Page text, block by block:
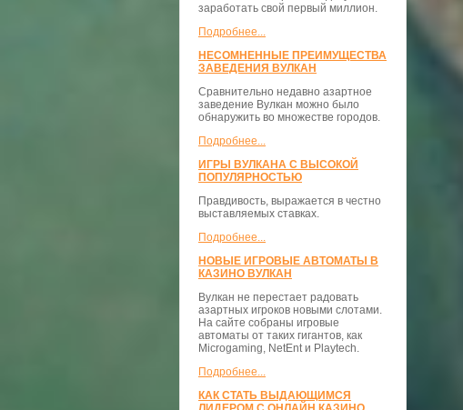
заработать свой первый миллион.
Подробнее...
НЕСОМНЕННЫЕ ПРЕИМУЩЕСТВА
ЗАВЕДЕНИЯ ВУЛКАН
Сравнительно недавно азартное
заведение Вулкан можно было
обнаружить во множестве городов.
Подробнее...
ИГРЫ ВУЛКАНА С ВЫСОКОЙ
ПОПУЛЯРНОСТЬЮ
Правдивость, выражается в честно
выставляемых ставках.
Подробнее...
НОВЫЕ ИГРОВЫЕ АВТОМАТЫ В
КАЗИНО ВУЛКАН
Вулкан не перестает радовать
азартных игроков новыми слотами.
На сайте собраны игровые
автоматы от таких гигантов, как
Microgaming, NetEnt и Playtech.
Подробнее...
КАК СТАТЬ ВЫДАЮЩИМСЯ